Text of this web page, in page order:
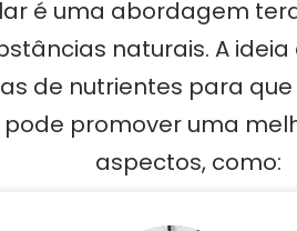
é uma abordagem
naturais. A
de nutrientes para
pode promover uma
aspectos, como: